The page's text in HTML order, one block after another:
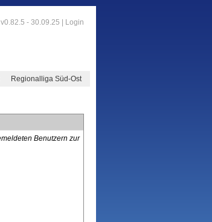
v0.82.5 - 30.09.25 | Login
Regionalliga Süd-Ost
Benutzern zur